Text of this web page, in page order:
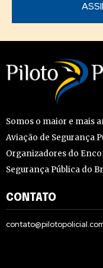
Somos o maior e mais
Aviação de Segurança
Organizadores do
Segurança Pública do
CONTATO